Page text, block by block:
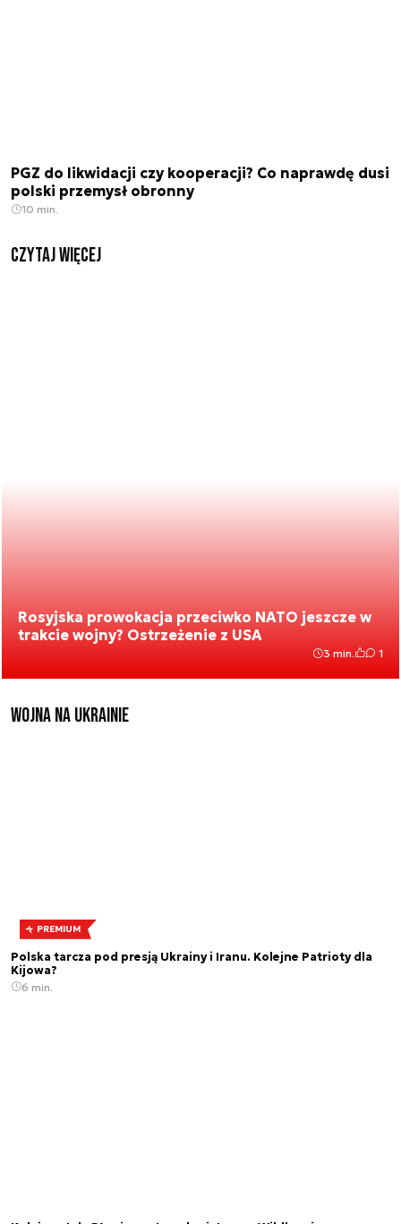
PGZ do likwidacji czy kooperacji? Co naprawdę dusi
polski przemysł obronny
10 min.
czytaj więcej
Rosyjska prowokacja przeciwko NATO jeszcze w
trakcie wojny? Ostrzeżenie z USA
3 min. 1
Wojna na Ukrainie
PREMIUM
Polska tarcza pod presją Ukrainy i Iranu. Kolejne Patrioty dla
Kijowa?
6 min.